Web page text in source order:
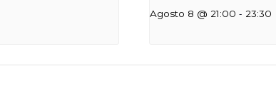
Agosto 8 @ 21:00 - 23:30